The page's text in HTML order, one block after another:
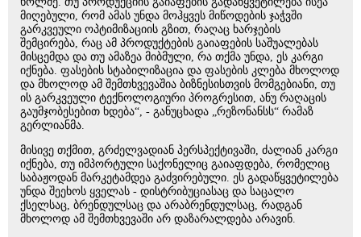
მიღებული, რომ ამას უნდა მოჰყვეს მიწოდების ჯაჭვში
გარკვეული ოპტიმიზაციის გზით, რაღაც ხარჯების
შემცირება, რაც ამ პროდუქტების გაიაფების საშუალებას
მისცემდა და თუ ამაზეა მიბმული, რა თქმა უნდა, ეს კარგი
იქნება. ფასების სტაბილიზაცია და ფასების კლება მხოლოდ
და მხოლოდ ამ შემთხვევაშია ბიზნესისთვის მომგებიანი, თუ
ის გარკვეული ტექნოლოგიური პროგრესით, ანუ რაღაცის
გაუმჯობესებით ხდება“, - განუცხადა „რეზონანსს“ რამაზ
გერლიანმა.
მისივე თქმით, გრძელვადიან პერსპექტივაში, ძალიან კარგი
იქნება, თუ იმპორტული საქონელიც გაიაფდება, რომელიც
საბაჟოდან მარკეტამდეა გაძვირებული. ეს გადაწყვეტილება
უნდა შეეხოს ყველას - დისტრიბუციასაც და საცალო
ქსელსაც, ბრენდულსაც და არაბრენდულსაც, რადგან
მხოლოდ ამ შემთხვევაში არ დაზარალდება არავინ.